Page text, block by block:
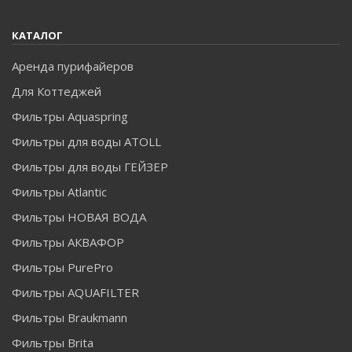
солями жесткости, и образует с ними нерастворимые
соединения, которые для стирки не годятся.
В действительности, все новомодные кондиционеры,
КАТАЛОГ
Аренда пурифайеров
Для Коттеджей
Фильтры Aquaspring
Фильтры для воды ATOLL
Фильтры для воды ГЕЙЗЕР
Фильтры Atlantic
Фильтры НОВАЯ ВОДА
Фильтры АКВАФОР
Фильтры PurePro
Фильтры AQUAFILTER
Фильтры Braukmann
Фильтры Brita